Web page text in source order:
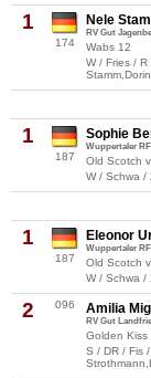
1
174
Nele
RV Gut
Wabs 12
W / Fries /
1
187
Sophie
Wuppertaler
Old Scotch
W / Schwa /
1
187
Eleonor
Wuppertaler
Old Scotch
W / Schwa /
2 096 Amilia
RV Gut
Golden Kiss
S / DR / Fis